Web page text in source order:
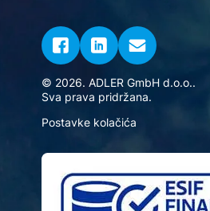
© 2026. ADLER GmbH d.o.o..
Sva prava pridržana.
Postavke kolačića